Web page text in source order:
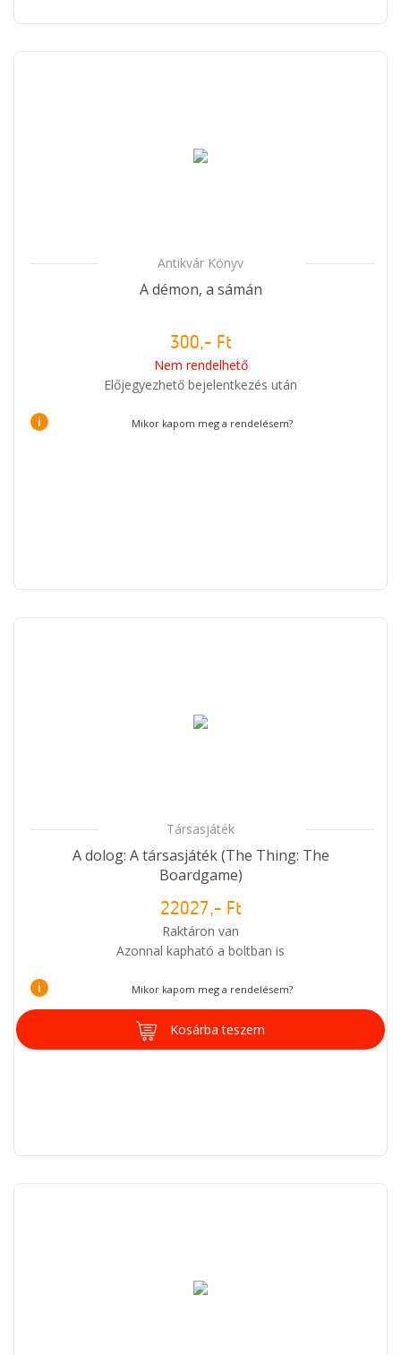
Antikvár Könyv
A démon, a sámán
300,- Ft
Nem rendelhető
Előjegyezhető bejelentkezés után
i Mikor kapom meg a rendelésem?
Társasjáték
A dolog: A társasjáték (The Thing: The
Boardgame)
22027,- Ft
Raktáron van
Azonnal kapható a boltban is
i Mikor kapom meg a rendelésem?
Kosárba teszem